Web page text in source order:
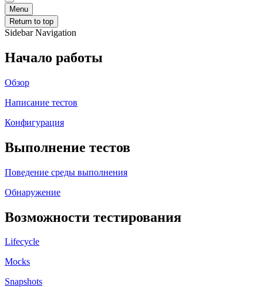
Menu
Return to top
Sidebar Navigation
Начало работы
Обзор
Написание тестов
Конфигурация
Выполнение тестов
Поведение среды выполнения
Обнаружение
Возможности тестирования
Lifecycle
Mocks
Snapshots